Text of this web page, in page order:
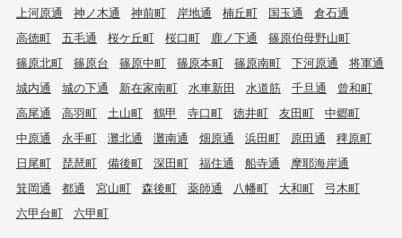
上河原通
神ノ木通 神前町 岸地通 楠丘町 国玉通
倉石通
高徳町
五毛通 桜ケ丘町 桜口町 鹿ノ下通
篠原伯母野山町
篠原北町
篠原台 篠原中町 篠原本町 篠原南町 下河原通
将軍通
城内通
城の下通 新在家南町 水車新田 水道筋 千旦通
曾和町
高尾通
高羽町 土山町 鶴甲 寺口町 徳井町 友田町
中郷町
中原通
永手町 灘北通 灘南通 畑原通 浜田町 原田通
稗原町
日尾町
琵琶町 備後町 深田町 福住通 船寺通
摩耶海岸通
箕岡通
都通 宮山町 森後町 薬師通 八幡町 大和町
弓木町
六甲台町
六甲町